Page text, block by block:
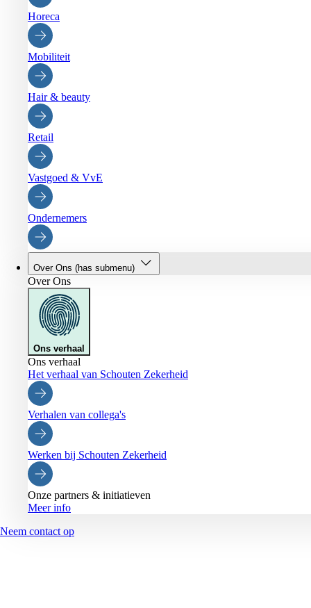
Horeca
Mobiliteit
Hair & beauty
Retail
Vastgoed & VvE
Ondernemers
Over Ons (has submenu)
Over Ons
Ons verhaal
Ons verhaal
Het verhaal van Schouten Zekerheid
Verhalen van collega's
Werken bij Schouten Zekerheid
Onze partners & initiatieven
Meer info
Neem contact op